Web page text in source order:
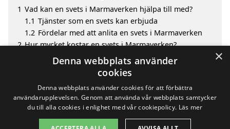
1 Vad kan en svets i Marmaverken hjälpa till med?
1.1 Tjänster som en svets kan erbjuda
1.2 Fördelar med att anlita en svets i Marmaverken
2 Hur mycket kostar en svets i Marmaverken?
Fördelar med att välja svets i Marmaverken
Sök efter en skicklig svets i de omgivande städerna
×
Denna webbplats använder
cookies
Denna webbplats använder cookies för att förbättra
användarupplevelsen. Genom att använda vår webbplats samtycker
du till alla cookies i enlighet med vår cookiepolicy. Läs mer